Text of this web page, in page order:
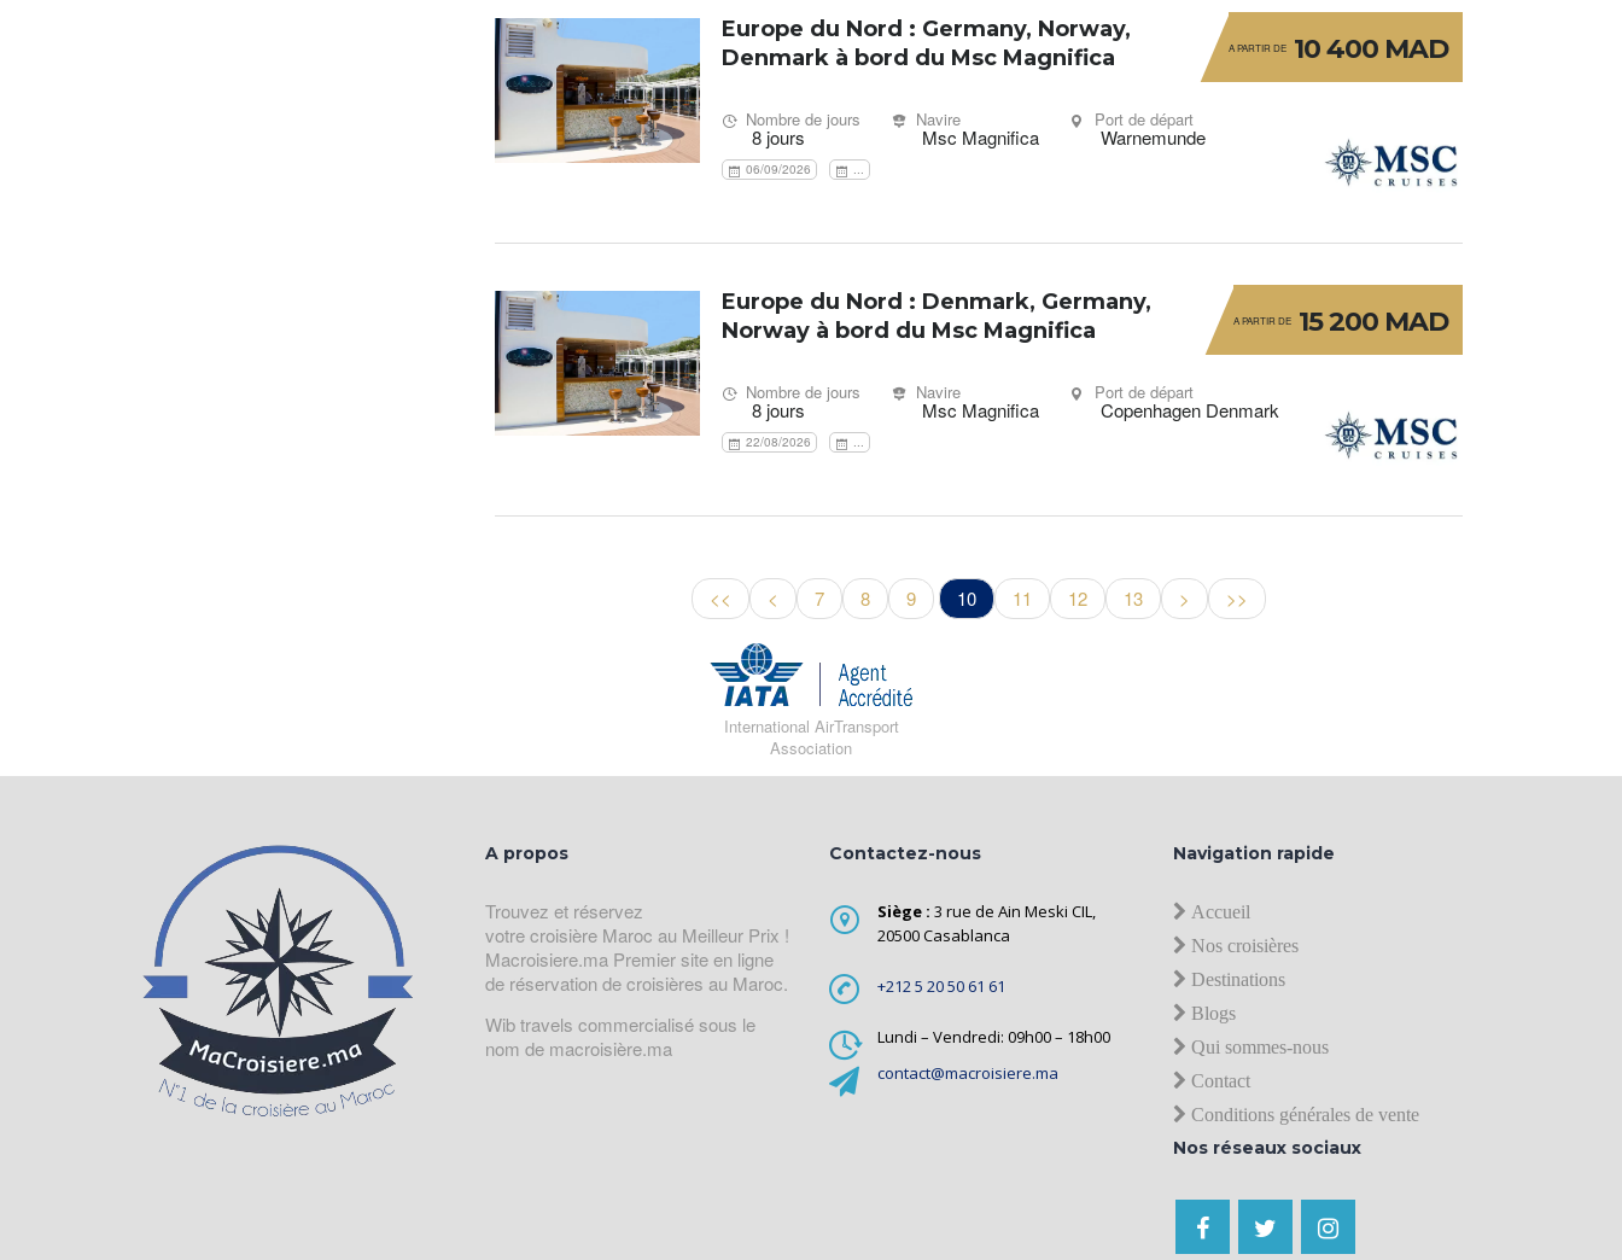
A PARTIR DE 10 400 MAD
Europe du Nord : Germany, Norway,
Denmark à bord du Msc Magnifica
Nombre de jours
8 jours
Navire
Msc Magnifica
Port de départ
Warnemunde
06/09/2026 ...
A PARTIR DE 15 200 MAD
Europe du Nord : Denmark, Germany,
Norway à bord du Msc Magnifica
Nombre de jours
8 jours
Navire
Msc Magnifica
Port de départ
Copenhagen Denmark
22/08/2026 ...
<< < 7 8 9 10 11 12 13 > >>
International AirTransport
Association
A propos
Trouvez et réservez
votre croisière Maroc au Meilleur Prix !
Macroisiere.ma Premier site en ligne
de réservation de croisières au Maroc.
Wib travels commercialisé sous le
nom de macroisière.ma
Contactez-nous
Siège : 3 rue de Ain Meski CIL,
20500 Casablanca
+212 5 20 50 61 61
Lundi – Vendredi: 09h00 – 18h00
contact@macroisiere.ma
Navigation rapide
Accueil
Nos croisières
Destinations
Blogs
Qui sommes-nous
Contact
Conditions générales de vente
Nos réseaux sociaux